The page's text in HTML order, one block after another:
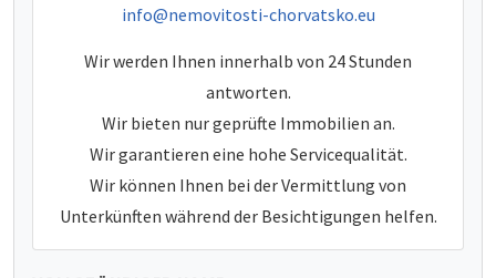
e-mail:
info@nemovitosti-chorvatsko.eu
Wir werden Ihnen innerhalb von 24 Stunden
antworten.
Wir bieten nur geprüfte Immobilien an.
Wir garantieren eine hohe Servicequalität.
Wir können Ihnen bei der Vermittlung von
Unterkünften während der Besichtigungen helfen.